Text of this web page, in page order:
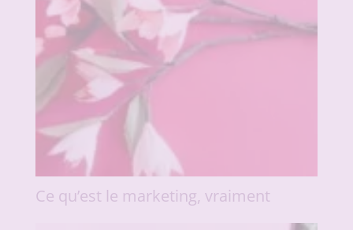
Ce qu’est le marketing, vraiment